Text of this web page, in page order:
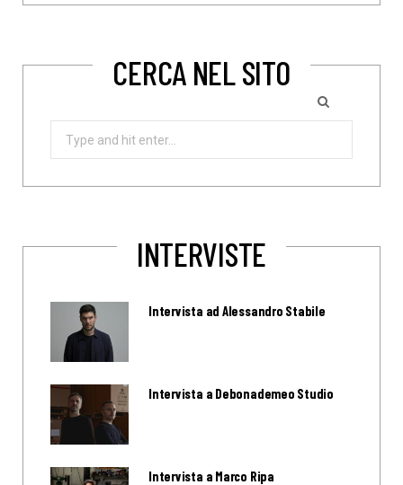
CERCA NEL SITO
INTERVISTE
Intervista ad Alessandro Stabile
Intervista a Debonademeo Studio
Intervista a Marco Ripa